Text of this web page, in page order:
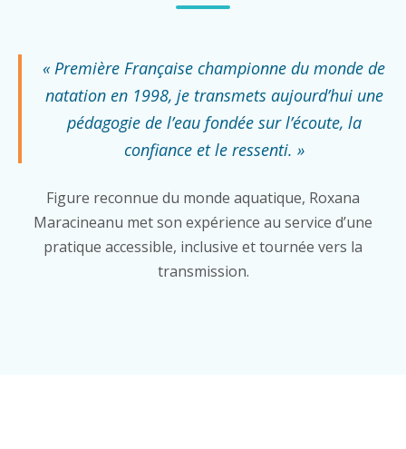
« Première Française championne du monde de
natation en 1998, je transmets aujourd’hui une
pédagogie de l’eau fondée sur l’écoute, la
confiance et le ressenti. »
Figure reconnue du monde aquatique, Roxana
Maracineanu met son expérience au service d’une
pratique accessible, inclusive et tournée vers la
transmission.